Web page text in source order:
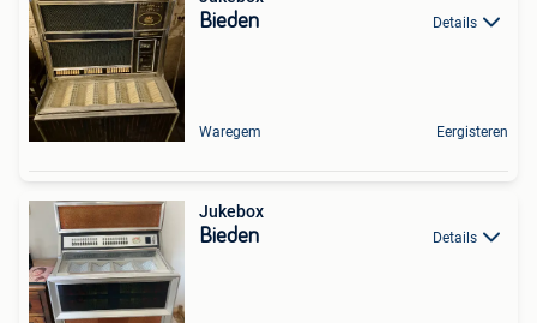
Bieden Details
Waregem Eergisteren
Jukebox
Bieden Details